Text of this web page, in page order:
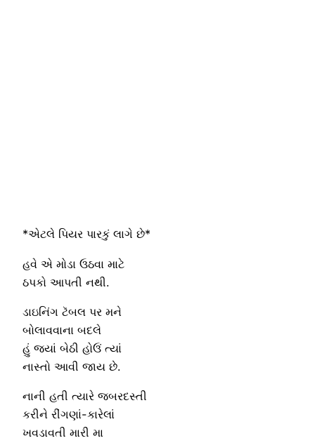
*એટલે પિયર પારકું લાગે છે*
હવે એ મોડા ઉઠવા માટે
ઠપકો આપતી નથી.
ડાઇનિંગ ટૅબલ પર મને
બોલાવવાના બદલે
હું જ્યાં બેઠી હોઉં ત્યાં
નાસ્તો આવી જાય છે.
નાની હતી ત્યારે જબરદસ્તી
કરીને રીંગણાં-કારેલાં
ખવડાવતી મારી મા